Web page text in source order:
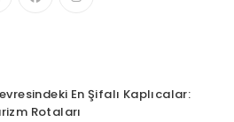
En Şifalı Kaplıcalar:
Rotaları